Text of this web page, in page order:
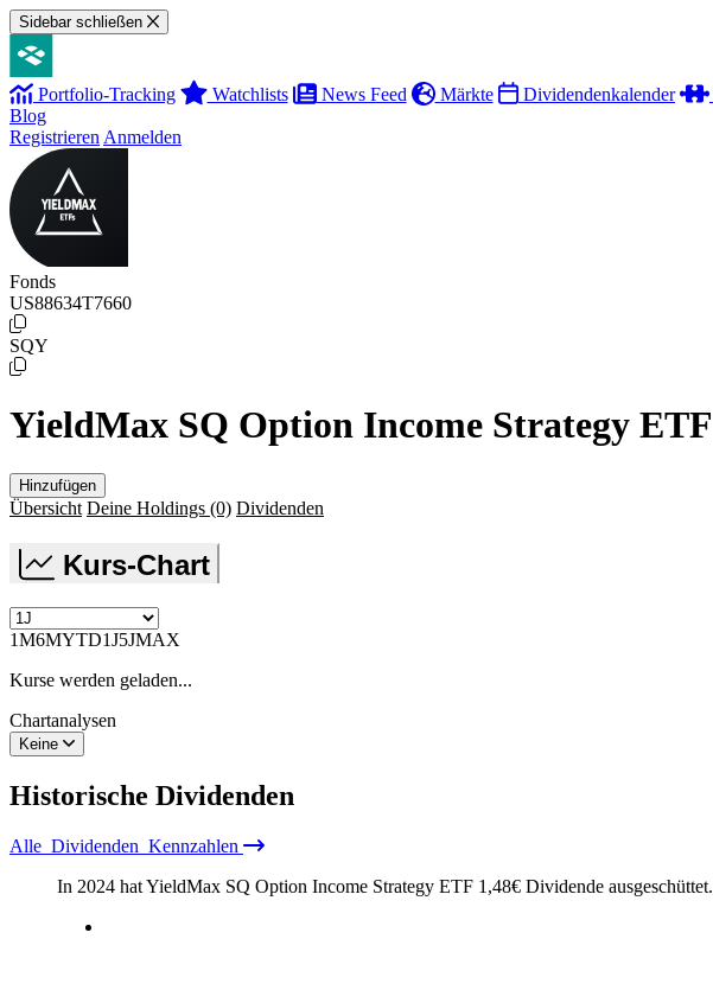
Sidebar schließen
Portfolio-Tracking Watchlists News Feed Märkte Dividendenkalender
Blog
Registrieren Anmelden
Fonds
US88634T7660
SQY
YieldMax SQ Option Income Strategy ETF
Hinzufügen
Übersicht Deine Holdings (0) Dividenden
Kurs-Chart
1M6MYTD1J5JMAX
Kurse werden geladen...
Chartanalysen
Keine
Historische Dividenden
Alle Dividenden Kennzahlen
In 2024 hat YieldMax SQ Option Income Strategy ETF 1,48€ Dividende ausgeschüttet.